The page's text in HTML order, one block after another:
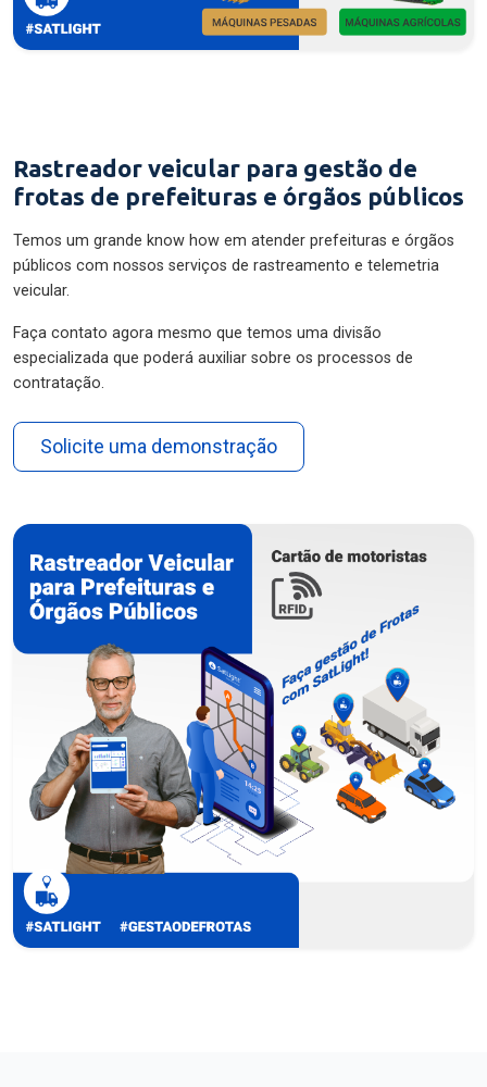
Rastreador veicular para gestão de
frotas de prefeituras e órgãos públicos
Temos um grande know how em atender prefeituras e órgãos
públicos com nossos serviços de rastreamento e telemetria
veicular.
Faça contato agora mesmo que temos uma divisão
especializada que poderá auxiliar sobre os processos de
contratação.
Solicite uma demonstração